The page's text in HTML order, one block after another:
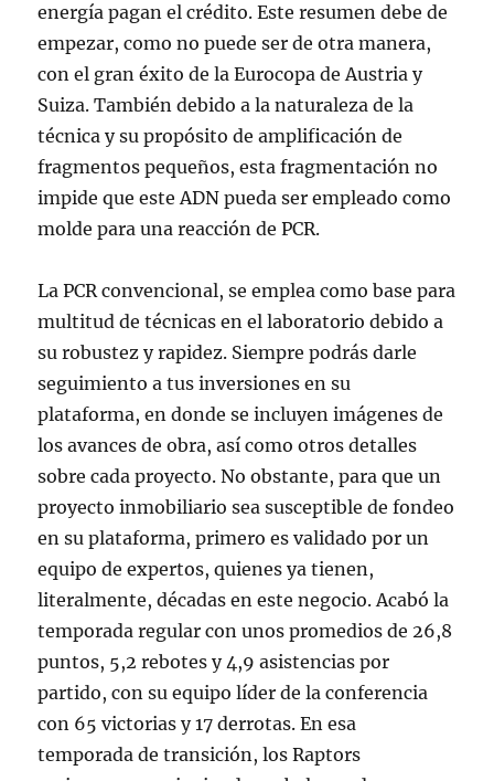
energía pagan el crédito. Este resumen debe de
empezar, como no puede ser de otra manera,
con el gran éxito de la Eurocopa de Austria y
Suiza. También debido a la naturaleza de la
técnica y su propósito de amplificación de
fragmentos pequeños, esta fragmentación no
impide que este ADN pueda ser empleado como
molde para una reacción de PCR.
La PCR convencional, se emplea como base para
multitud de técnicas en el laboratorio debido a
su robustez y rapidez. Siempre podrás darle
seguimiento a tus inversiones en su
plataforma, en donde se incluyen imágenes de
los avances de obra, así como otros detalles
sobre cada proyecto. No obstante, para que un
proyecto inmobiliario sea susceptible de fondeo
en su plataforma, primero es validado por un
equipo de expertos, quienes ya tienen,
literalmente, décadas en este negocio. Acabó la
temporada regular con unos promedios de 26,8
puntos, 5,2 rebotes y 4,9 asistencias por
partido, con su equipo líder de la conferencia
con 65 victorias y 17 derrotas. En esa
temporada de transición, los Raptors